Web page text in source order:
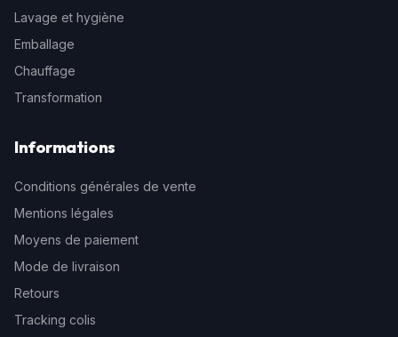
Lavage et hygiène
Emballage
Chauffage
Transformation
Informations
Conditions générales de vente
Mentions légales
Moyens de paiement
Mode de livraison
Retours
Tracking colis